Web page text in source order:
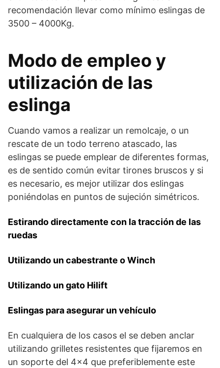
recomendación llevar como mínimo eslingas de
3500 – 4000Kg.
Modo de empleo y
utilización de las
eslinga
Cuando vamos a realizar un remolcaje, o un
rescate de un todo terreno atascado, las
eslingas se puede emplear de diferentes formas,
es de sentido común evitar tirones bruscos y si
es necesario, es mejor utilizar dos eslingas
poniéndolas en puntos de sujeción simétricos.
Estirando directamente con la tracción de las
ruedas
Utilizando un cabestrante o Winch
Utilizando un gato Hilift
Eslingas para asegurar un vehículo
En cualquiera de los casos el se deben anclar
utilizando grilletes resistentes que fijaremos en
un soporte del 4×4 que preferiblemente este